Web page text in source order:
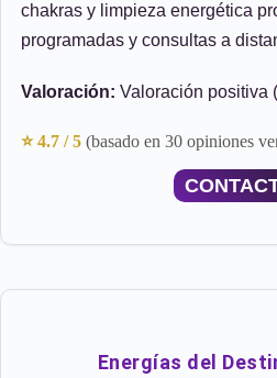
chakras y limpieza energética
programadas y consultas a
Valoración: Valoración positiva
⭐ 4.7 / 5 (basado en 30 opiniones
Energías del